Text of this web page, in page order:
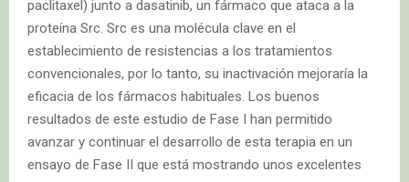
paclitaxel) junto a dasatinib, un fármaco que ataca a la
proteína Src. Src es una molécula clave en el
establecimiento de resistencias a los tratamientos
convencionales, por lo tanto, su inactivación mejoraría la
eficacia de los fármacos habituales. Los buenos
resultados de este estudio de Fase I han permitido
avanzar y continuar el desarrollo de esta terapia en un
ensayo de Fase II que está mostrando unos excelentes